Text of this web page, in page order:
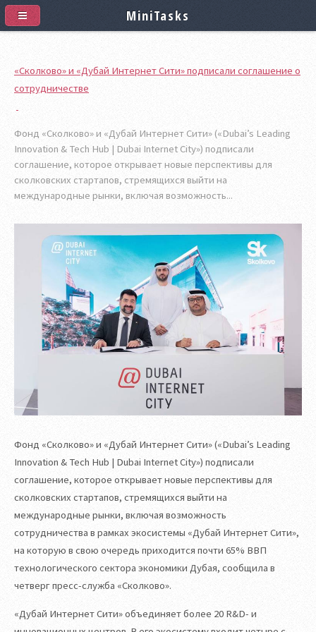
«Сколково» и «Дубай Интернет Сити» подписали соглашение о
сотрудничестве
Фонд «Сколково» и «Дубай Интернет Сити» («Dubai’s Leading
Innovation & Tech Hub | Dubai Internet City») подписали
соглашение, которое открывает новые перспективы для
сколковских стартапов, стремящихся выйти на
международные рынки, включая возможность...
Фонд «Сколково» и «Дубай Интернет Сити» («Dubai’s Leading
Innovation & Tech Hub | Dubai Internet City») подписали
соглашение, которое открывает новые перспективы для
сколковских стартапов, стремящихся выйти на
международные рынки, включая возможность
сотрудничества в рамках экосистемы «Дубай Интернет Сити»,
на которую в свою очередь приходится почти 65% ВВП
технологического сектора экономики Дубая, сообщила в
четверг пресс-служба «Сколково».
«Дубай Интернет Сити» объединяет более 20 R&D- и
MiniTasks